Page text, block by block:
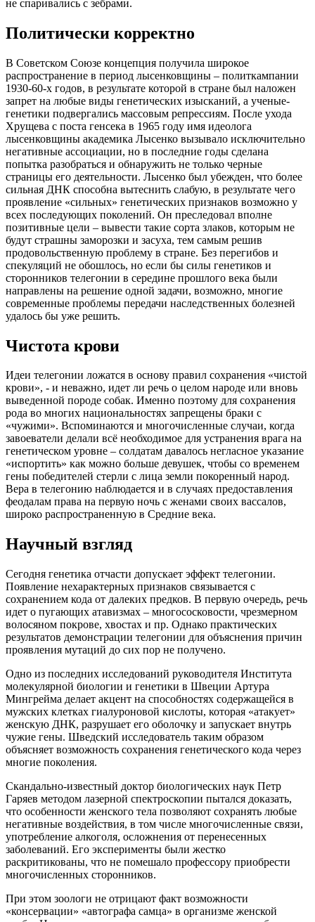
не спаривались с зебрами.
Политически корректно
В Советском Союзе концепция получила широкое
распространение в период лысенковщины – политкампании
1930-60-х годов, в результате которой в стране был наложен
запрет на любые виды генетических изысканий, а ученые-
генетики подвергались массовым репрессиям. После ухода
Хрущева с поста генсека в 1965 году имя идеолога
лысенковщины академика Лысенко вызывало исключительно
негативные ассоциации, но в последние годы сделана
попытка разобраться и обнаружить не только черные
страницы его деятельности. Лысенко был убежден, что более
сильная ДНК способна вытеснить слабую, в результате чего
проявление «сильных» генетических признаков возможно у
всех последующих поколений. Он преследовал вполне
позитивные цели – вывести такие сорта злаков, которым не
будут страшны заморозки и засуха, тем самым решив
продовольственную проблему в стране. Без перегибов и
спекуляций не обошлось, но если бы силы генетиков и
сторонников телегонии в середине прошлого века были
направлены на решение одной задачи, возможно, многие
современные проблемы передачи наследственных болезней
удалось бы уже решить.
Чистота крови
Идеи телегонии ложатся в основу правил сохранения «чистой
крови», - и неважно, идет ли речь о целом народе или вновь
выведенной породе собак. Именно поэтому для сохранения
рода во многих национальностях запрещены браки с
«чужими». Вспоминаются и многочисленные случаи, когда
завоеватели делали всё необходимое для устранения врага на
генетическом уровне – солдатам давалось негласное указание
«испортить» как можно больше девушек, чтобы со временем
гены победителей стерли с лица земли покоренный народ.
Вера в телегонию наблюдается и в случаях предоставления
феодалам права на первую ночь с женами своих вассалов,
широко распространенную в Средние века.
Научный взгляд
Сегодня генетика отчасти допускает эффект телегонии.
Появление нехарактерных признаков связывается с
сохранением кода от далеких предков. В первую очередь, речь
идет о пугающих атавизмах – многососковости, чрезмерном
волосяном покрове, хвостах и пр. Однако практических
результатов демонстрации телегонии для объяснения причин
проявления мутаций до сих пор не получено.
Одно из последних исследований руководителя Института
молекулярной биологии и генетики в Швеции Артура
Мингрейма делает акцент на способностях содержащейся в
мужских клетках гиалуроновой кислоты, которая «атакует»
женскую ДНК, разрушает его оболочку и запускает внутрь
чужие гены. Шведский исследователь таким образом
объясняет возможность сохранения генетического кода через
многие поколения.
Скандально-известный доктор биологических наук Петр
Гаряев методом лазерной спектроскопии пытался доказать,
что особенности женского тела позволяют сохранять любые
негативные воздействия, в том числе многочисленные связи,
употребление алкоголя, осложнения от перенесенных
заболеваний. Его эксперименты были жестко
раскритикованы, что не помешало профессору приобрести
многочисленных сторонников.
При этом зоологи не отрицают факт возможности
«консервации» «автографа самца» в организме женской